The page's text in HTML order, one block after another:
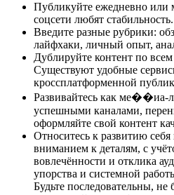
Публикуйте ежедневно или
соцсети любят стабильность.
Введите разные рубрики:
лайфхаки, личный опыт,
Дублируйте контент по
Существуют удобные
кроссплатформенной
Развивайтесь как ме��иа-
успешными каналами,
оформляйте свой контент
Относитесь к развитию
вниманием к деталям, с
вовлечённости и отклика
упорства и системной
Будьте последовательны, не